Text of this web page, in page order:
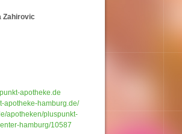
Zahirovic
apotheke.de
apotheke-hamburg.de/
apotheken/pluspunkt-
hamburg/10587